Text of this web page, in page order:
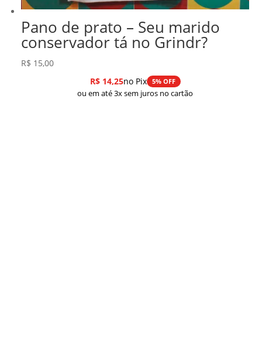
Pano de prato – Seu marido
conservador tá no Grindr?
R$ 15,00
R$14,25no Pix 5% OFF
ou em até 3x sem juros no cartão